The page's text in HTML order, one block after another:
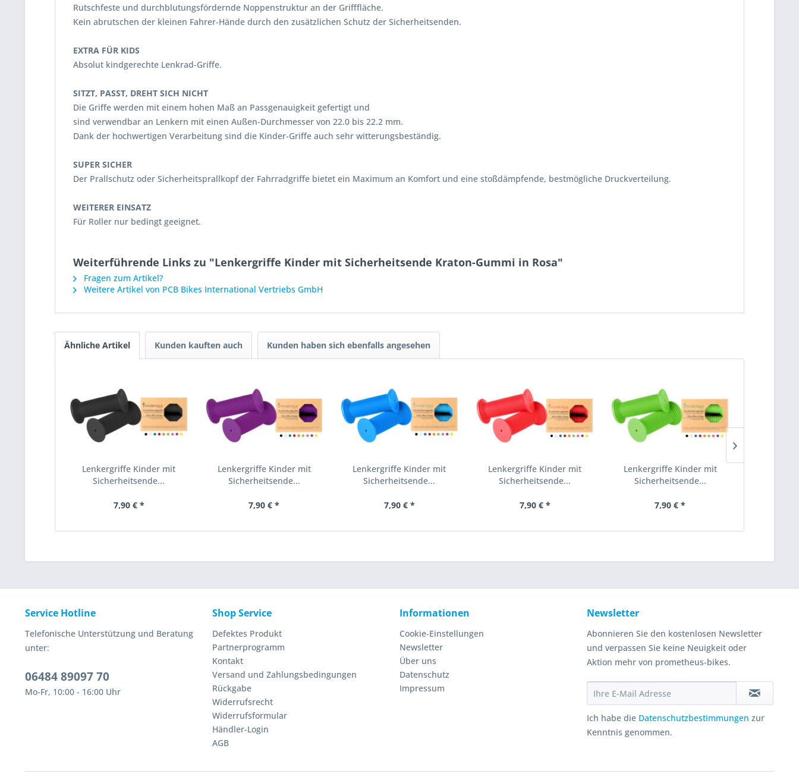
Rutschfeste und durchblutungsfördernde Noppenstruktur an der Grifffläche.
Kein abrutschen der kleinen Fahrer-Hände durch den zusätzlichen Schutz der Sicherheitsenden.
EXTRA FÜR KIDS
Absolut kindgerechte Lenkrad-Griffe.
SITZT, PASST, DREHT SICH NICHT
Die Griffe werden mit einem hohen Maß an Passgenauigkeit gefertigt und
sind verwendbar an Lenkern mit einen Außen-Durchmesser von 22.0 bis 22.2 mm.
Dank der hochwertigen Verarbeitung sind die Kinder-Griffe auch sehr witterungsbeständig.
SUPER SICHER
Der Prallschutz oder Sicherheitsprallkopf der Fahrradgriffe bietet ein Maximum an Komfort und eine stoßdämpfende, bestmögliche Druckverteilung.
WEITERER EINSATZ
Für Roller nur bedingt geeignet.
Weiterführende Links zu "Lenkergriffe Kinder mit Sicherheitsende Kraton-Gummi in Rosa"
Fragen zum Artikel?
Weitere Artikel von PCB Bikes International Vertriebs GmbH
Ähnliche Artikel Kunden kauften auch Kunden haben sich ebenfalls angesehen
Lenkergriffe Kinder mit
Sicherheitsende...
7,90 € *
Lenkergriffe Kinder mit
Sicherheitsende...
7,90 € *
Lenkergriffe Kinder mit
Sicherheitsende...
7,90 € *
Lenkergriffe Kinder mit
Sicherheitsende...
7,90 € *
Lenkergriffe Kinder mit
Sicherheitsende...
7,90 € *
Service Hotline
Telefonische Unterstützung und Beratung
unter:
06484 89097 70
Mo-Fr, 10:00 - 16:00 Uhr
Shop Service
Defektes Produkt
Partnerprogramm
Kontakt
Versand und Zahlungsbedingungen
Rückgabe
Widerrufsrecht
Widerrufsformular
Händler-Login
AGB
Informationen
Cookie-Einstellungen
Newsletter
Über uns
Datenschutz
Impressum
Newsletter
Abonnieren Sie den kostenlosen Newsletter
und verpassen Sie keine Neuigkeit oder
Aktion mehr von prometheus-bikes.
Ich habe die Datenschutzbestimmungen zur
Kenntnis genommen.